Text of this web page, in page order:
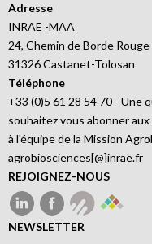
Adresse
INRAE -MAA
24, Chemin de Borde
31326 Castanet-Tolosan
Téléphone
+33 (0)5 61 28 54 70 - Une
souhaitez vous abonner
à l'équipe de la Mission
agrobiosciences[@]inrae.fr
REJOIGNEZ-NOUS
NEWSLETTER